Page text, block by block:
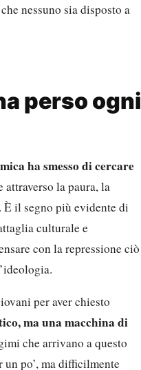
nessuno sia disposto a
perso ogni
ha smesso di cercare
attraverso la paura, la
il segno più evidente di
culturale e
con la repressione ciò
per aver chiesto
ma una macchina di
che arrivano a questo
un po’, ma difficilmente